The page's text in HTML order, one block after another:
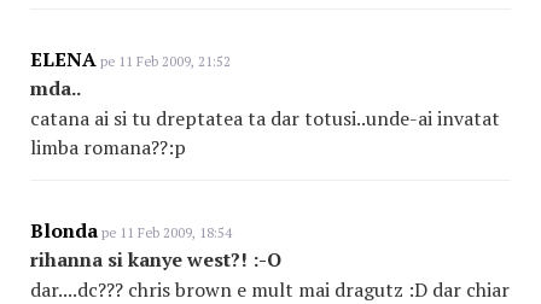
ELENA pe 11 Feb 2009, 21:52
mda..
catana ai si tu dreptatea ta dar totusi..unde-ai invatat
limba romana??:p
Blonda pe 11 Feb 2009, 18:54
rihanna si kanye west?! :-O
dar....dc??? chris brown e mult mai dragutz :D dar chiar